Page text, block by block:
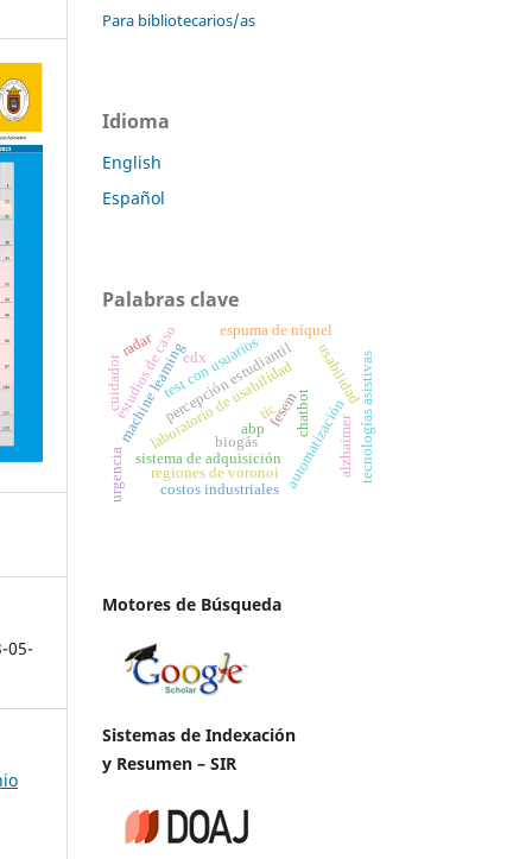
05-
Para bibliotecarios/as
Idioma
English
Español
Palabras clave
laboratorio de usabilidad
test con usuarios usabilidad
sistema de adquisiciónautomatización
biogás
machine learning
regiones de voronoi
abp
estudios de caso
costos industriales
percepción estudiantil
espuma de níquel
fesem
edx
chatbot
alzhaimer
cuidador
urgencia
tic tecnologías asistivas
radar
Motores de Búsqueda
Sistemas de Indexación
y Resumen – SIR